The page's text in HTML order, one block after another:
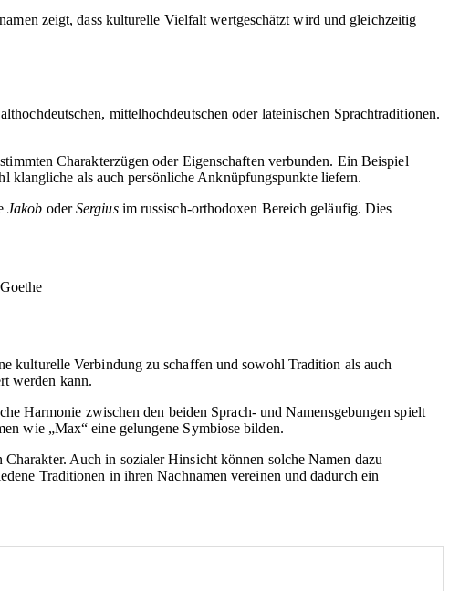
zeigt, dass kulturelle Vielfalt wertgeschätzt wird und gleichzeitig
mittelhochdeutschen oder lateinischen Sprachtraditionen.
Charakterzügen oder Eigenschaften verbunden. Ein Beispiel
klangliche als auch persönliche Anknüpfungspunkte liefern.
Jakob oderSergiusim russisch-orthodoxen Bereich geläufig. Dies
kulturelle Verbindung zu schaffen und sowohl Tradition als auch
werden kann.
Harmonie zwischen den beiden Sprach- und Namensgebungen spielt
wie „Max“ eine gelungene Symbiose bilden.
Auch in sozialer Hinsicht können solche Namen dazu
Traditionen in ihren Nachnamen vereinen und dadurch ein